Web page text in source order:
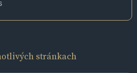
stránkach